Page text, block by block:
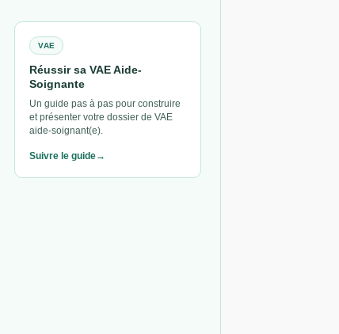
VAE
Réussir sa VAE Aide-
Soignante
Un guide pas à pas pour construire
et présenter votre dossier de VAE
aide-soignant(e).
Suivre le guide